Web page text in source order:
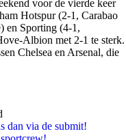
voor de vierde keer
Hotspur (2-1, Carabao
en Sporting (4-1,
Albion met 2-1 te sterk.
Chelsea en Arsenal, die
dan via de submit!